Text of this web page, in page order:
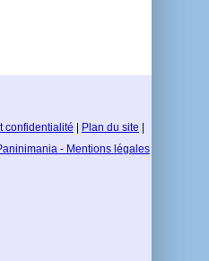
confidentialité Plan du site
- Mentions légales